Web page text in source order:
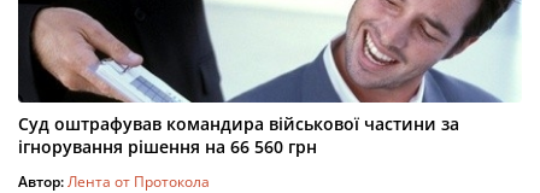
Суд оштрафував командира військової частини за
ігнорування рішення на 66 560 грн
Автор:Лента от Протокола